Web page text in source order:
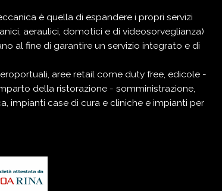
è quella di espandere i propri servizi
aeraulici, domotici e di videosorveglianza)
al fine di garantire un servizio integrato e di
, aree retail come duty free, edicole -
della ristorazione - somministrazione,
, impianti case di cura e cliniche e impianti per